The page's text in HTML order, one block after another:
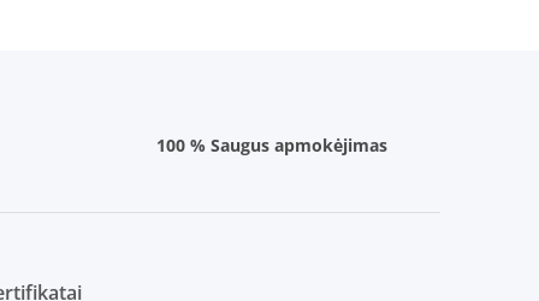
100 % Saugus apmokėjimas